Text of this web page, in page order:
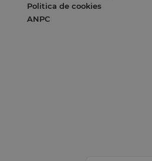
Politica de cookies
ANPC